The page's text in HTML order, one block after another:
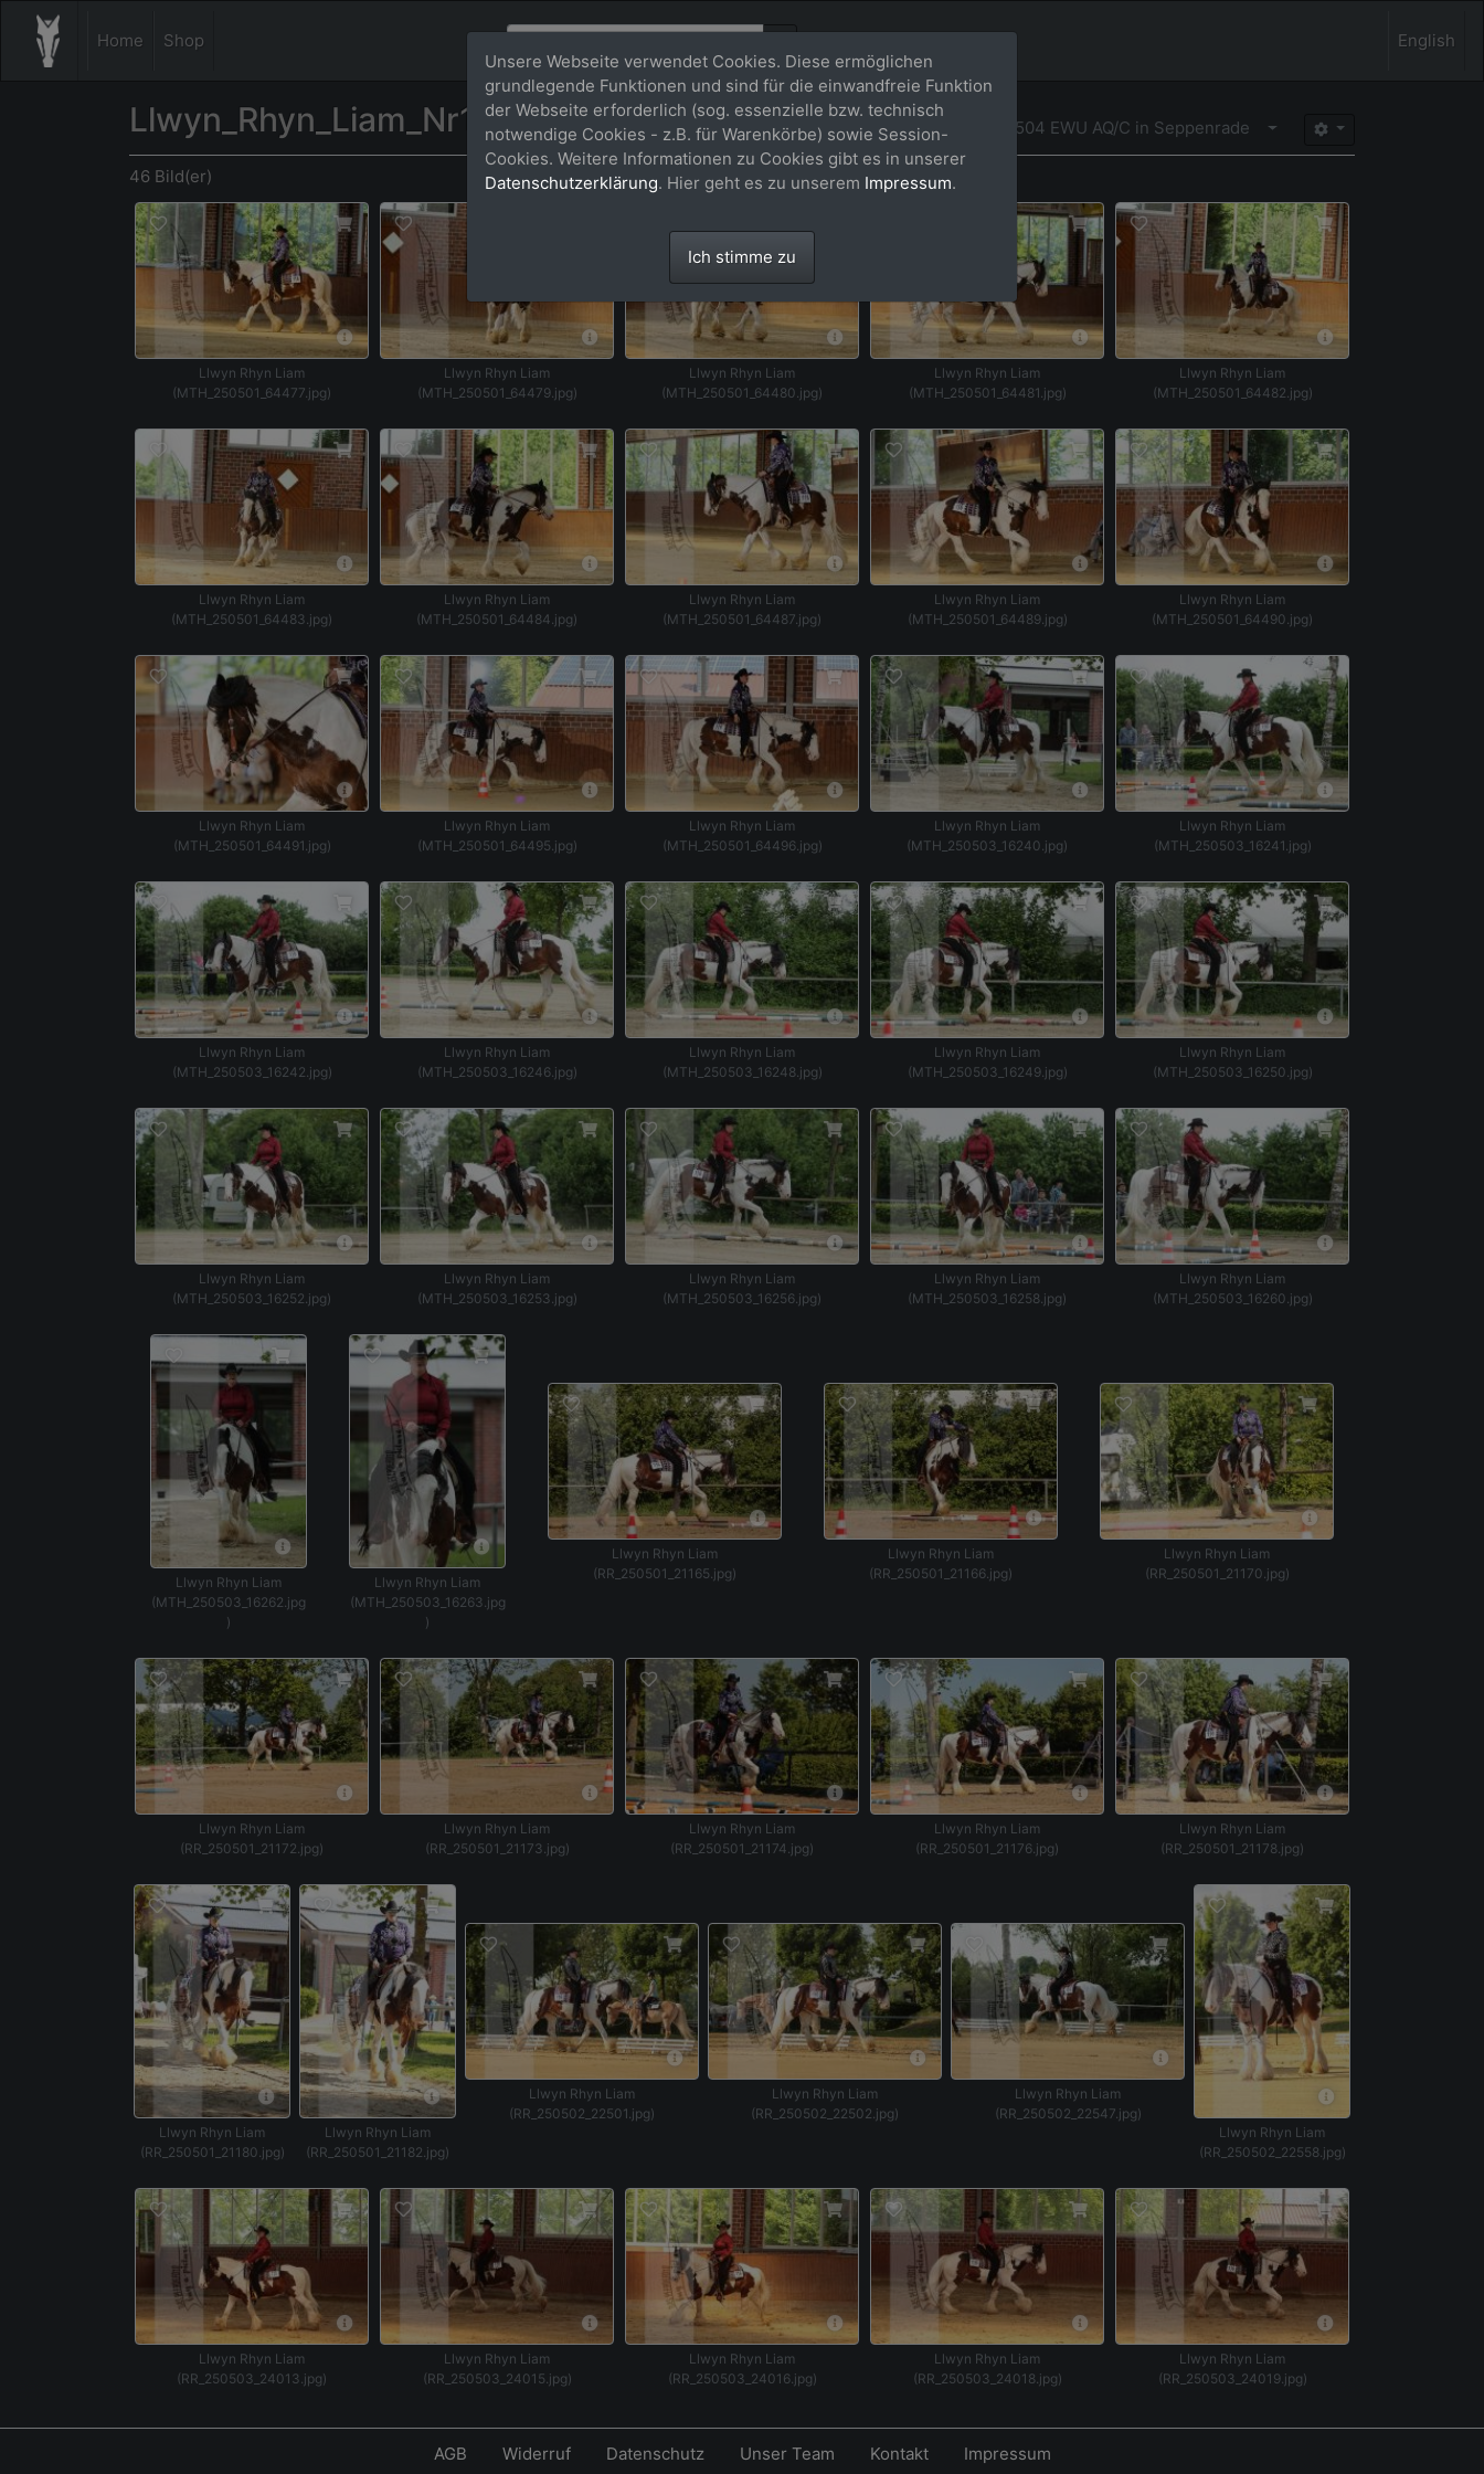
Home Shop English
250504 EWU AQ/C in Seppenrade Menü aufklappen
Llwyn_Rhyn_Liam_Nr116
46 Bild(er)
Llwyn Rhyn Liam
(MTH_250501_64477.jpg)
Llwyn Rhyn Liam
(MTH_250501_64479.jpg)
Llwyn Rhyn Liam
(MTH_250501_64480.jpg)
Llwyn Rhyn Liam
(MTH_250501_64481.jpg)
Llwyn Rhyn Liam
(MTH_250501_64482.jpg)
Llwyn Rhyn Liam
(MTH_250501_64483.jpg)
Llwyn Rhyn Liam
(MTH_250501_64484.jpg)
Llwyn Rhyn Liam
(MTH_250501_64487.jpg)
Llwyn Rhyn Liam
(MTH_250501_64489.jpg)
Llwyn Rhyn Liam
(MTH_250501_64490.jpg)
Llwyn Rhyn Liam
(MTH_250501_64491.jpg)
Llwyn Rhyn Liam
(MTH_250501_64495.jpg)
Llwyn Rhyn Liam
(MTH_250501_64496.jpg)
Llwyn Rhyn Liam
(MTH_250503_16240.jpg)
Llwyn Rhyn Liam
(MTH_250503_16241.jpg)
Llwyn Rhyn Liam
(MTH_250503_16242.jpg)
Llwyn Rhyn Liam
(MTH_250503_16246.jpg)
Llwyn Rhyn Liam
(MTH_250503_16248.jpg)
Llwyn Rhyn Liam
(MTH_250503_16249.jpg)
Llwyn Rhyn Liam
(MTH_250503_16250.jpg)
Llwyn Rhyn Liam
(MTH_250503_16252.jpg)
Llwyn Rhyn Liam
(MTH_250503_16253.jpg)
Llwyn Rhyn Liam
(MTH_250503_16256.jpg)
Llwyn Rhyn Liam
(MTH_250503_16258.jpg)
Llwyn Rhyn Liam
(MTH_250503_16260.jpg)
Llwyn Rhyn Liam
(MTH_250503_16262.jpg
)
Llwyn Rhyn Liam
(MTH_250503_16263.jpg
)
Llwyn Rhyn Liam
(RR_250501_21165.jpg)
Llwyn Rhyn Liam
(RR_250501_21166.jpg)
Llwyn Rhyn Liam
(RR_250501_21170.jpg)
Llwyn Rhyn Liam
(RR_250501_21172.jpg)
Llwyn Rhyn Liam
(RR_250501_21173.jpg)
Llwyn Rhyn Liam
(RR_250501_21174.jpg)
Llwyn Rhyn Liam
(RR_250501_21176.jpg)
Llwyn Rhyn Liam
(RR_250501_21178.jpg)
Llwyn Rhyn Liam
(RR_250501_21180.jpg)
Llwyn Rhyn Liam
(RR_250501_21182.jpg)
Llwyn Rhyn Liam
(RR_250502_22501.jpg)
Llwyn Rhyn Liam
(RR_250502_22502.jpg)
Llwyn Rhyn Liam
(RR_250502_22547.jpg)
Llwyn Rhyn Liam
(RR_250502_22558.jpg)
Llwyn Rhyn Liam
(RR_250503_24013.jpg)
Llwyn Rhyn Liam
(RR_250503_24015.jpg)
Llwyn Rhyn Liam
(RR_250503_24016.jpg)
Llwyn Rhyn Liam
(RR_250503_24018.jpg)
Llwyn Rhyn Liam
(RR_250503_24019.jpg)
Unsere Webseite verwendet Cookies. Diese ermöglichen
grundlegende Funktionen und sind für die einwandfreie Funktion
der Webseite erforderlich (sog. essenzielle bzw. technisch
notwendige Cookies - z.B. für Warenkörbe) sowie Session-
Cookies. Weitere Informationen zu Cookies gibt es in unserer
Datenschutzerklärung. Hier geht es zu unserem Impressum.
Ich stimme zu
AGB Widerruf Datenschutz Unser Team Kontakt Impressum